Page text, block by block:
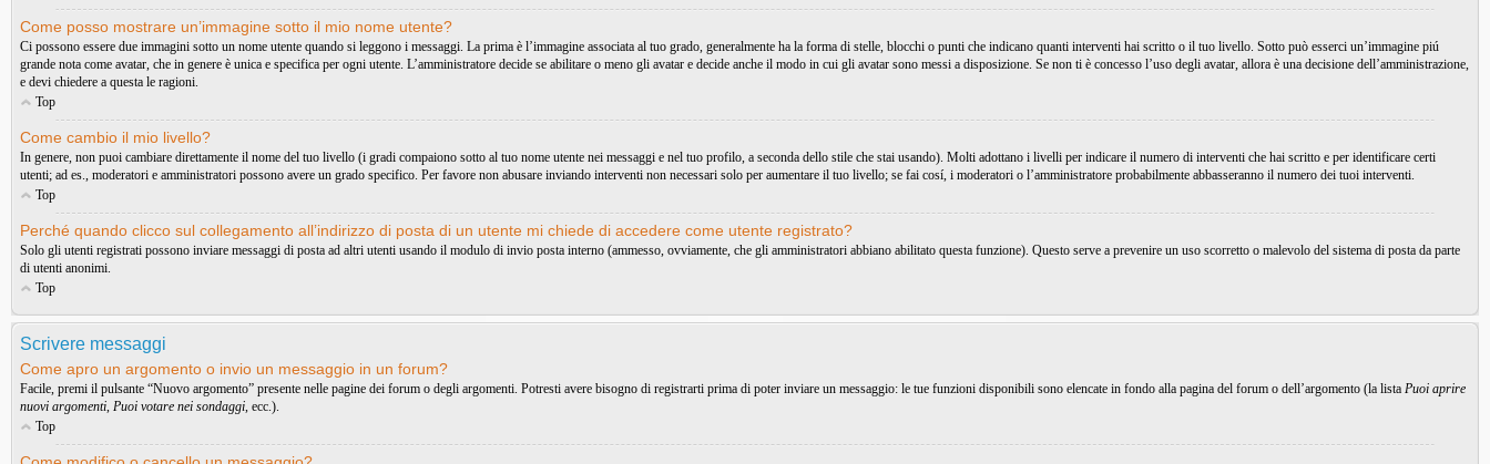
Come posso mostrare un’immagine sotto il mio nome utente?
Ci possono essere due immagini sotto un nome utente quando si leggono i messaggi. La prima è l’immagine associata al tuo grado, generalmente ha la forma di stelle, blocchi o punti che indicano quanti interventi hai scritto o il tuo livello. Sotto può esserci un’immagine piú
grande nota come avatar, che in genere è unica e specifica per ogni utente. L’amministratore decide se abilitare o meno gli avatar e decide anche il modo in cui gli avatar sono messi a disposizione. Se non ti è concesso l’uso degli avatar, allora è una decisione dell’amministrazione,
e devi chiedere a questa le ragioni.
Top
Come cambio il mio livello?
In genere, non puoi cambiare direttamente il nome del tuo livello (i gradi compaiono sotto al tuo nome utente nei messaggi e nel tuo profilo, a seconda dello stile che stai usando). Molti adottano i livelli per indicare il numero di interventi che hai scritto e per identificare certi
utenti; ad es., moderatori e amministratori possono avere un grado specifico. Per favore non abusare inviando interventi non necessari solo per aumentare il tuo livello; se fai cosí, i moderatori o l’amministratore probabilmente abbasseranno il numero dei tuoi interventi.
Top
Perché quando clicco sul collegamento all’indirizzo di posta di un utente mi chiede di accedere come utente registrato?
Solo gli utenti registrati possono inviare messaggi di posta ad altri utenti usando il modulo di invio posta interno (ammesso, ovviamente, che gli amministratori abbiano abilitato questa funzione). Questo serve a prevenire un uso scorretto o malevolo del sistema di posta da parte
di utenti anonimi.
Top
Scrivere messaggi
Come apro un argomento o invio un messaggio in un forum?
Facile, premi il pulsante “Nuovo argomento” presente nelle pagine dei forum o degli argomenti. Potresti avere bisogno di registrarti prima di poter inviare un messaggio: le tue funzioni disponibili sono elencate in fondo alla pagina del forum o dell’argomento (la lista Puoi aprire
nuovi argomenti, Puoi votare nei sondaggi, ecc.).
Top